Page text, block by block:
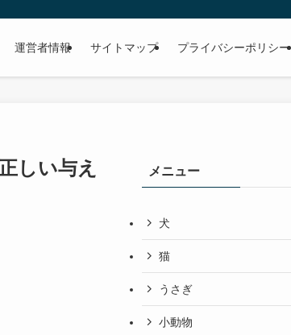
運営者情報 サイトマップ プライバシーポリシー
しい与え
メニュー
犬
猫
うさぎ
小動物